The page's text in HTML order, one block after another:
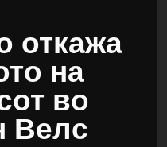
откажа
на
во
Велс